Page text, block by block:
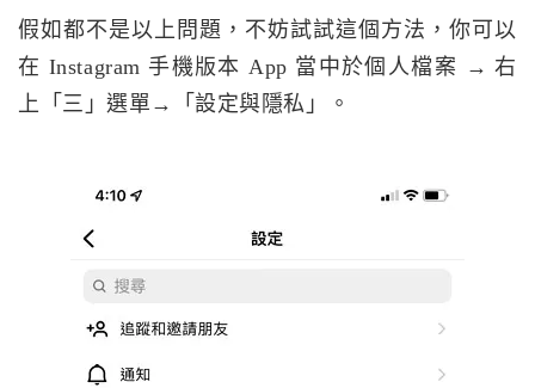
假如都不是以上問題，不妨試試這個方法，你可以
在 Instagram 手機版本 App 當中於個人檔案 → 右
上「三」選單→「設定與隱私」。